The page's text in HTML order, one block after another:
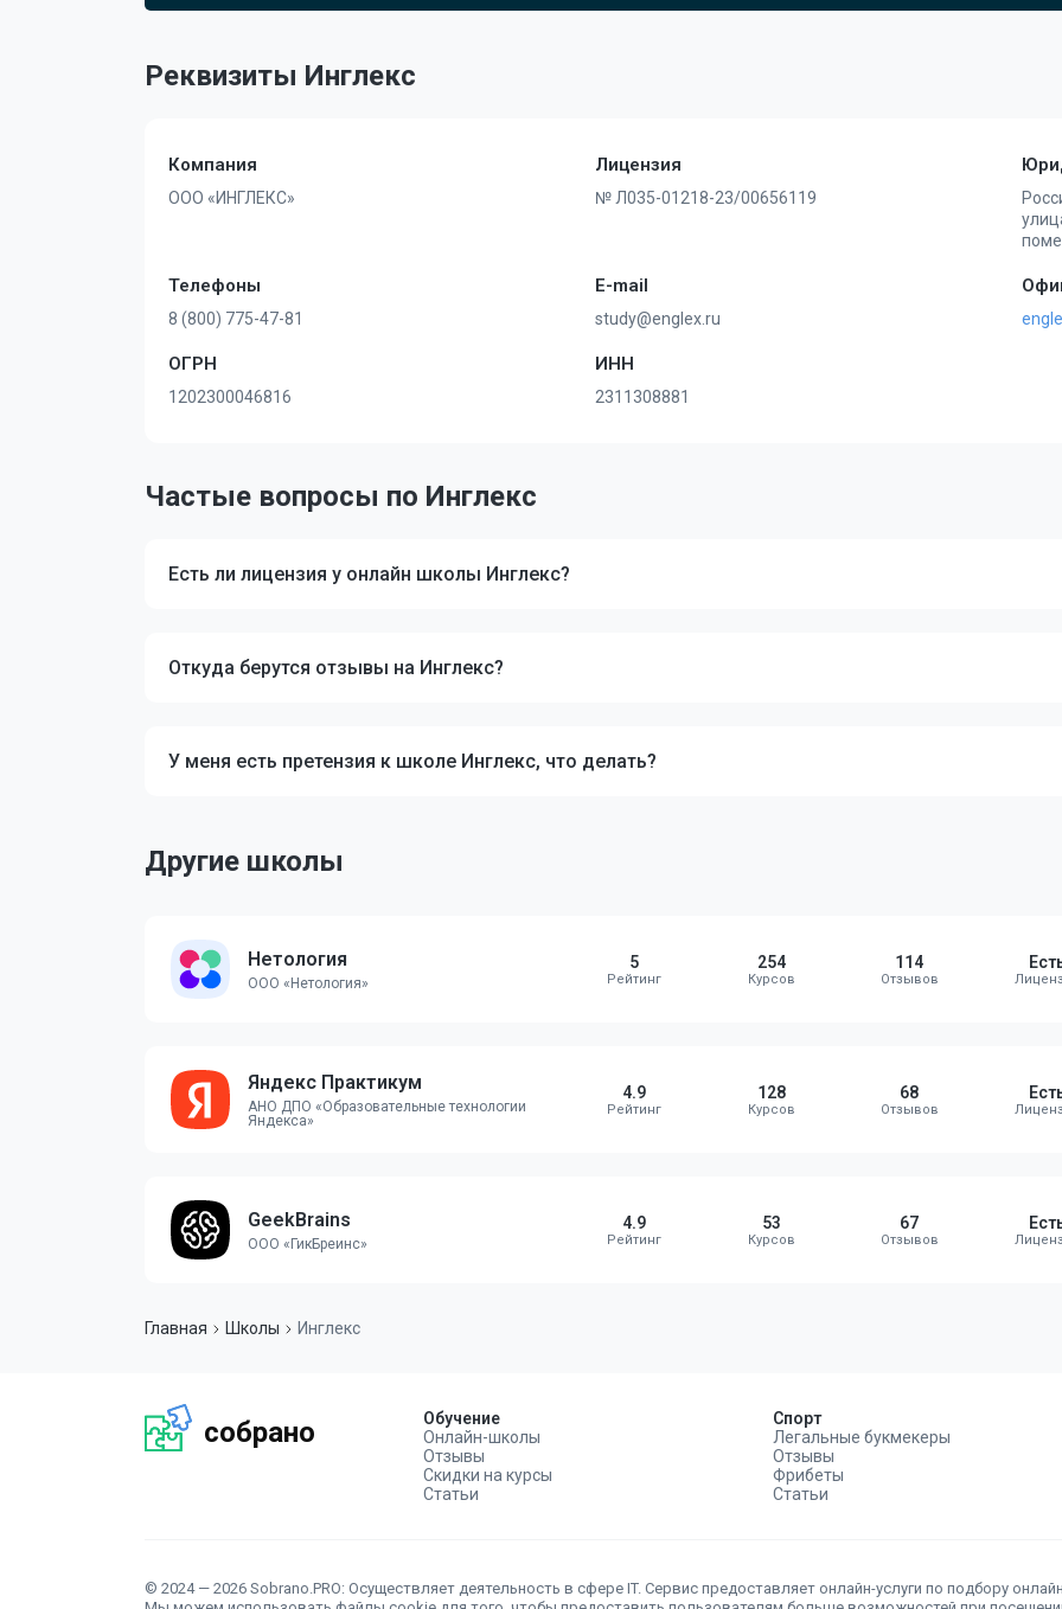
Реквизиты Инглекс
Компания
ООО «ИНГЛЕКС»
Лицензия
№ Л035-01218-23/00656119
Телефоны
8 (800) 775-47-81
E-mail
study@englex.ru
ОГРН
1202300046816
ИНН
2311308881
Частые вопросы по Инглекс
Есть ли лицензия у онлайн школы Инглекс?
Откуда берутся отзывы на Инглекс?
У меня есть претензия к школе Инглекс, что делать?
Другие школы
Нетология
ООО «Нетология»
5 254 114
Яндекс Практикум
АНО ДПО «Образовательные технологии
Яндекса»
4.9 128 68
GeekBrains
ООО «ГикБреинс»
4.9 53 67
Главная Школы Инглекс
собрано
Обучение
Онлайн-школы
Отзывы
Скидки на курсы
Статьи
Спорт
Легальные букмекеры
Отзывы
Фрибеты
Статьи
© 2024 — 2026 Sobrano.PRO: Осуществляет деятельность в сфере IT. Сервис предоставляет онлайн-услуги по подбору